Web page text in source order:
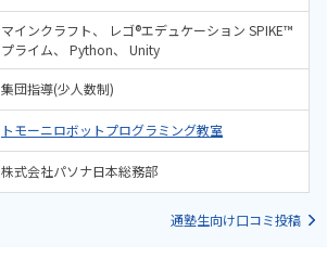
マインクラフト
レゴ®エデュケーション SPIKE™
プライム
Python Unity
集団指導(少人数制)
トモーニロボットプログラミング教室
株式会社パソナ日本総務部
通塾生向け口コミ投稿